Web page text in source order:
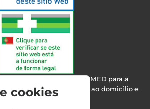
se autorizada pelo INFARMED para a
e produtos de saúde ao domicílio e
cookies